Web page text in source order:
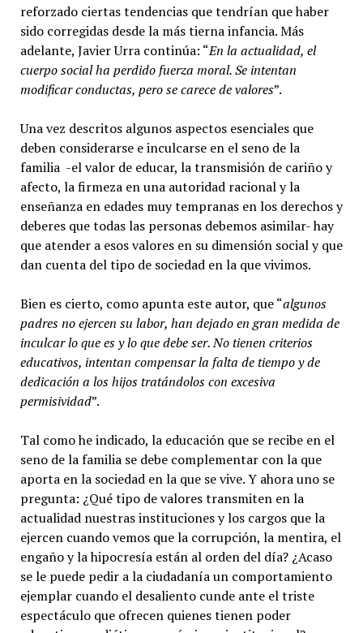
reforzado ciertas tendencias que tendrían que haber
sido corregidas desde la más tierna infancia. Más
adelante, Javier Urra continúa: “En la actualidad, el
cuerpo social ha perdido fuerza moral. Se intentan
modificar conductas, pero se carece de valores”.
Una vez descritos algunos aspectos esenciales que
deben considerarse e inculcarse en el seno de la
familia -el valor de educar, la transmisión de cariño y
afecto, la firmeza en una autoridad racional y la
enseñanza en edades muy tempranas en los derechos y
deberes que todas las personas debemos asimilar- hay
que atender a esos valores en su dimensión social y que
dan cuenta del tipo de sociedad en la que vivimos.
Bien es cierto, como apunta este autor, que “algunos
padres no ejercen su labor, han dejado en gran medida de
inculcar lo que es y lo que debe ser. No tienen criterios
educativos, intentan compensar la falta de tiempo y de
dedicación a los hijos tratándolos con excesiva
permisividad”.
Tal como he indicado, la educación que se recibe en el
seno de la familia se debe complementar con la que
aporta en la sociedad en la que se vive. Y ahora uno se
pregunta: ¿Qué tipo de valores transmiten en la
actualidad nuestras instituciones y los cargos que la
ejercen cuando vemos que la corrupción, la mentira, el
engaño y la hipocresía están al orden del día? ¿Acaso
se le puede pedir a la ciudadanía un comportamiento
ejemplar cuando el desaliento cunde ante el triste
espectáculo que ofrecen quienes tienen poder